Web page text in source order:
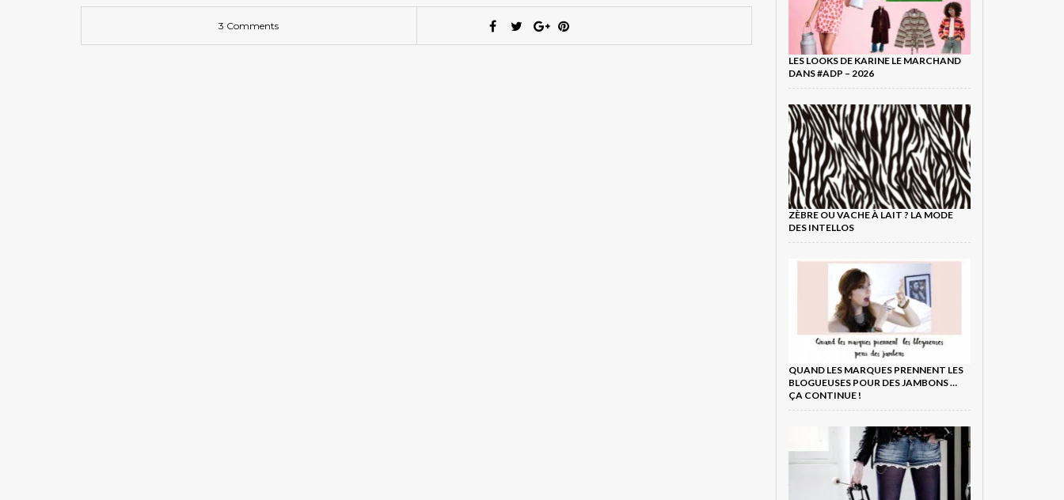
3 Comments
LES LOOKS DE KARINE LE MARCHAND
DANS #ADP – 2026
ZÈBRE OU VACHE À LAIT ? LA MODE
DES INTELLOS
QUAND LES MARQUES PRENNENT LES
BLOGUEUSES POUR DES JAMBONS …
ÇA CONTINUE !